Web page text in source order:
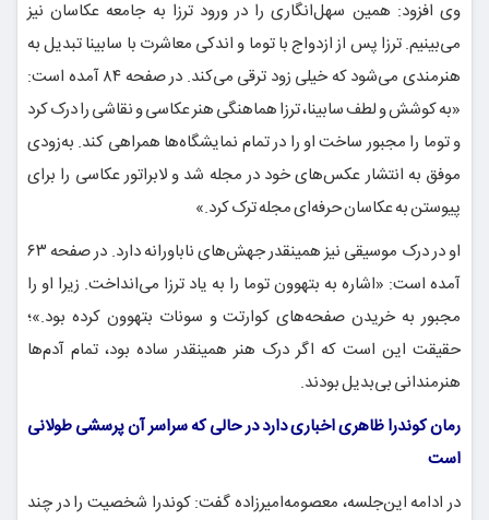
وی افزود: همین سهل‌انگاری را در ورود ترزا به جامعه عکاسان نیز
می‌بینیم. ترزا پس از ازدواج با توما و اندکی معاشرت با سابینا تبدیل به
هنرمندی می‌شود که خیلی زود ترقی می‌کند. در صفحه ۸۴ آمده است:
«به کوشش و لطف سابینا، ترزا هماهنگی هنر عکاسی و نقاشی را درک کرد
و توما را مجبور ساخت او را در تمام نمایشگاه‌ها همراهی کند. به‌زودی
موفق به انتشار عکس‌های خود در مجله شد و لابراتور عکاسی را برای
پیوستن به عکاسان حرفه‌ای مجله ترک کرد.»
او در درک موسیقی نیز همینقدر جهش‌های ناباورانه دارد. در صفحه ۶۳
آمده است: «اشاره به بتهوون توما را به یاد ترزا می‌انداخت. زیرا او را
مجبور به خریدن صفحه‌های کوارتت و سونات بتهوون کرده بود.»؛
حقیقت این است که اگر درک هنر همینقدر ساده بود، تمام آدم‌ها
هنرمندانی بی‌بدیل بودند.
رمان کوندرا ظاهری اخباری دارد در حالی که سراسر آن پرسشی طولانی
است
در ادامه این‌جلسه، معصومه‌امیرزاده گفت: کوندرا شخصیت را در چند